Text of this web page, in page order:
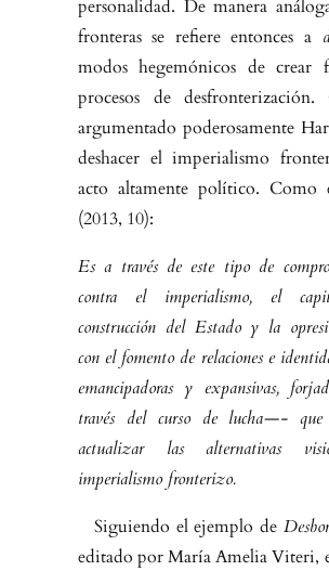
personalidad. De manera
fronteras se refiere entonces a
modos hegemónicos de crear
procesos de
argumentado poderosamente
deshacer el imperialismo
acto altamente político. Como
(2013, 10):
Es a través de este tipo de
contra el imperialismo, el
construcción del Estado y la
con el fomento de relaciones e
emancipadoras y expansivas,
través del curso de lucha—- que
actualizar las alternativas
imperialismo fronterizo.
Siguiendo el ejemplo de
editado por María Amelia Viteri,